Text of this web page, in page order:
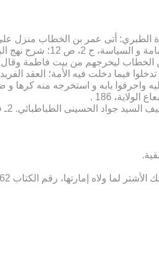
المعارف. و عبارة الطبري: أتی عمر بن
الخطاب لیخرجهم من بیت فاطمة